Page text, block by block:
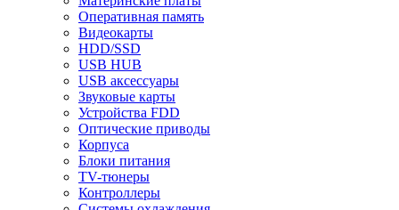
Оперативная память
Видеокарты
HDD/SSD
USB HUB
USB аксессуары
Звуковые карты
Устройства FDD
Оптические приводы
Корпуса
Блоки питания
TV-тюнеры
Контроллеры